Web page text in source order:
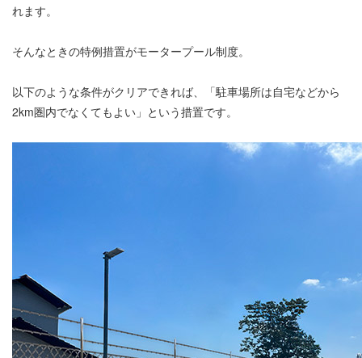
れます。
そんなときの特例措置がモータープール制度。
以下のような条件がクリアできれば、「駐車場所は自宅などから
2km圏内でなくてもよい」という措置です。